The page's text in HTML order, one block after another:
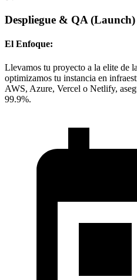
Despliegue & QA (Launch)
El Enfoque:
Llevamos tu proyecto a la elite de
optimizamos tu instancia en
AWS, Azure, Vercel o Netlify,
99.9%.